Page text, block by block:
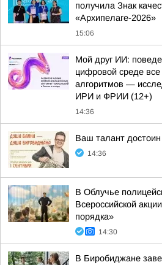
получила Знак
«Архипелаге-2026»
15:06
Мой друг ИИ:
цифровой среде
алгоритмов —
ИРИ и ФРИИ (12+)
14:36
Ваш талант
14:36
В Облучье
Всероссийской
порядка»
14:30
В Биробиджане